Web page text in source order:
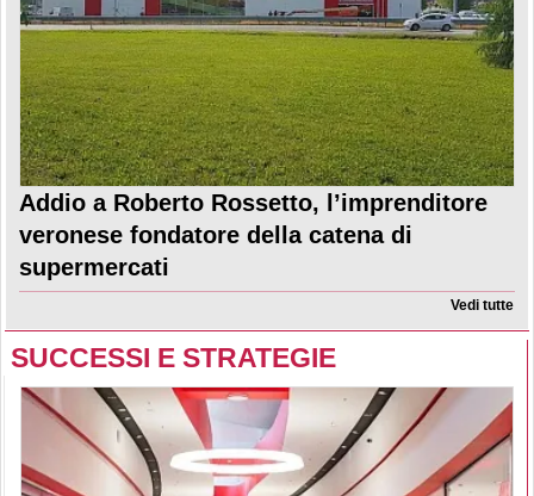
Addio a Roberto Rossetto, l’imprenditore
veronese fondatore della catena di
supermercati
Vedi tutte
SUCCESSI E STRATEGIE